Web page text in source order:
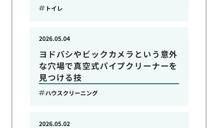
トイレ
ヨドバシやビックカメラという意外
な穴場で真空式パイプクリーナーを
見つける技
2026.05.04
ハウスクリーニング
2026.05.02